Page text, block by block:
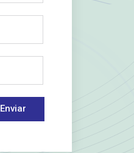
Enviar